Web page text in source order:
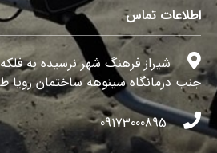
اطلاعات تماس
شیراز فرهنگ شهر نرسیده به فلکه
جنب درمانگاه سینوهه ساختمان رویا
09173000895